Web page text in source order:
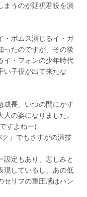
まうのが延礽君役を演
・ボムス演じるイ・ガ
ったのですが、その後
イ・フォンの少年時代
い子役が出て来たな
成長、いつの間にかす
の姿になりました。
すよねー)
ク」でもさすがの演技
設定もあり、悲しみと
現しているし、あの低
セリフの重圧感はハン